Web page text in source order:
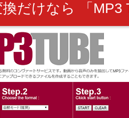
だけなら 「MP3